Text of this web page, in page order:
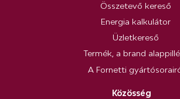
Összetevő kereső
Energia kalkulátor
Üzletkereső
Termék, a brand
A Fornetti
Közösség